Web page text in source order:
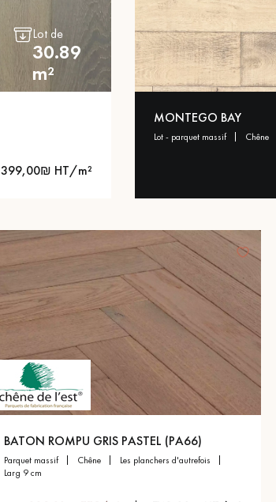
personnalisé
Lot de
30.89
m²
399,00₪ HT/m²
MONTEGO BAY
lot - parquet massif chêne
BATON ROMPU GRIS PASTEL (PA66)
parquet massif chêne
les planchers d'autrefois
larg 9 cm